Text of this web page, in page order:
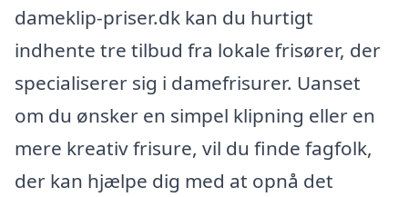
dameklip-priser.dk kan du hurtigt
indhente tre tilbud fra lokale frisører, der
specialiserer sig i damefrisurer. Uanset
om du ønsker en simpel klipning eller en
mere kreativ frisure, vil du finde fagfolk,
der kan hjælpe dig med at opnå det